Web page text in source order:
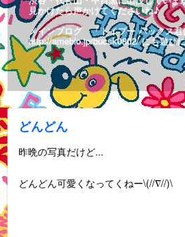
見かけたら声かけてくださいね♪
メインブログ 「トイプー バックス君
http://ameblo.jp/bucsk0802/にも遊び
どんどん
昨晩の写真だけど...
どんどん可愛くなってくねー\(//∇//)\